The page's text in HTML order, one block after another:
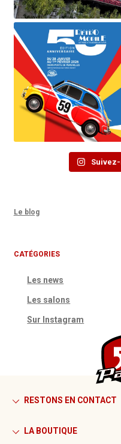
Le blog
CATÉGORIES
Les news
Les salons
Sur Instagram
RESTONS EN CONTACT
LA BOUTIQUE